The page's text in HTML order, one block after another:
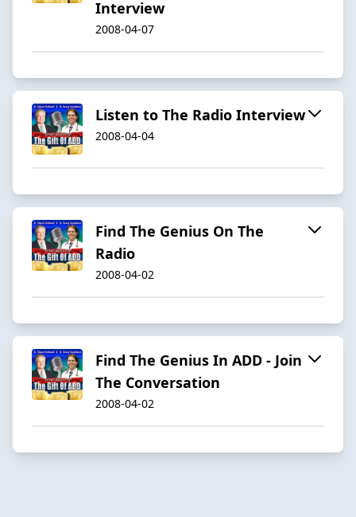
Interview
2008-04-07
Listen to The Radio Interview
2008-04-04
Find The Genius On The
Radio
2008-04-02
Find The Genius In ADD - Join
The Conversation
2008-04-02